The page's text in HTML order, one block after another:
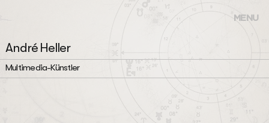
MENU
André Heller
Multimedia-Künstler